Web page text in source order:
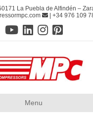
La Puebla de Alfindén –
| +34 976 109
Menu